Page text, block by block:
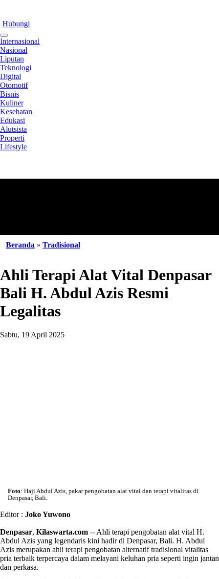
Hubungi
Internasional
Nasional
Liputan
Teknologi
Digital
Otomotif
Bisnis
Kuliner
Kesehatan
Edukasi
Alutsista
Properti
Lifestyle
Beranda » Tradisional
Ahli Terapi Alat Vital Denpasar
Bali H. Abdul Azis Resmi
Legalitas
Sabtu, 19 April 2025
Foto: Haji Abdul Azis, pakar pengobatan alat vital dan terapi vitalitas di
Denpasar, Bali.
Editor : Joko Yuwono
Denpasar, Kilaswarta.com -- Ahli terapi pengobatan alat vital H.
Abdul Azis yang legendaris kini hadir di Denpasar, Bali. H. Abdul
Azis merupakan ahli terapi pengobatan alternatif tradisional vitalitas
pria terbaik terpercaya dalam melayani keluhan pria seperti ingin jantan
dan perkasa.